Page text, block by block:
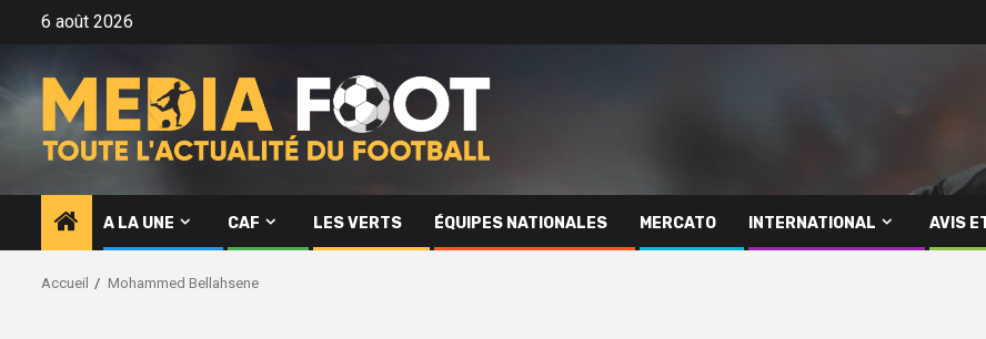
6 août 2026
A LA UNE CAF LES VERTS ÉQUIPES NATIONALES MERCATO INTERNATIONAL AVIS
Accueil Mohammed Bellahsene